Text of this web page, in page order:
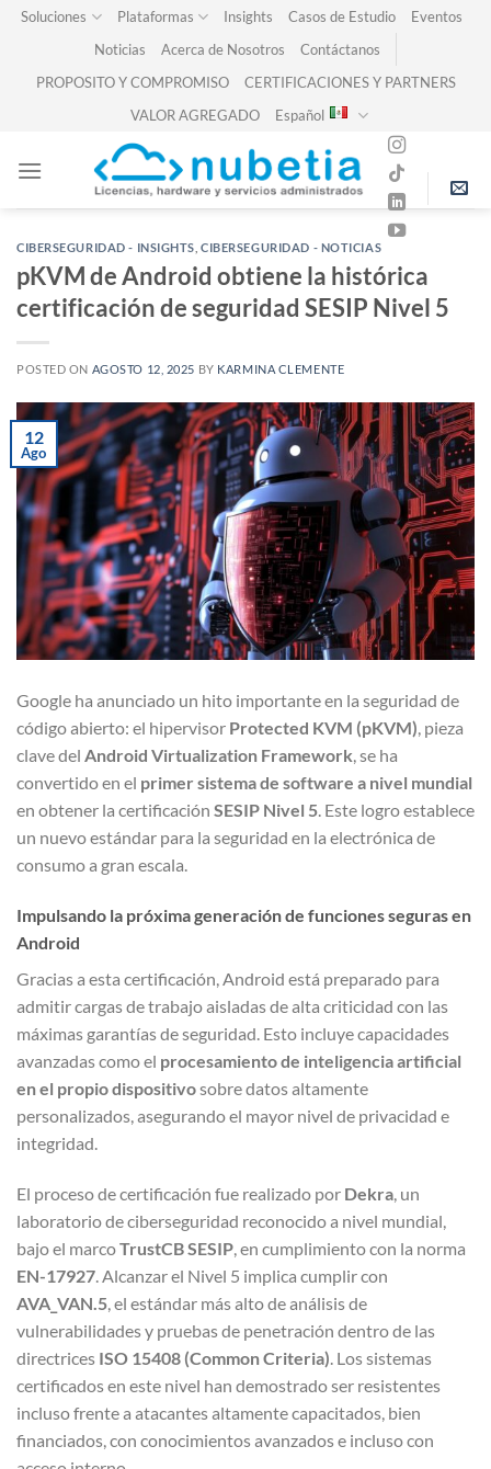
SkipSoluciones Plataformas Insights Casos de Estudio
Eventos
Noticias
Acerca de Nosotros
Contáctanos
PROPOSITO Y COMPROMISO
CERTIFICACIONES Y PARTNERS
VALOR AGREGADO
Español
CIBERSEGURIDAD - INSIGHTS ,CIBERSEGURIDAD - NOTICIAS
pKVM de Android obtiene la histórica
certificación de seguridad SESIP Nivel 5
POSTED ON AGOSTO 12, 2025 BY KARMINA CLEMENTE
12
Ago
Google ha anunciado un hito importante en la seguridad de
código abierto: el hipervisor Protected KVM (pKVM), pieza
clave del Android Virtualization Framework, se ha
convertido en el primer sistema de software a nivel mundial
en obtener la certificación SESIP Nivel 5. Este logro establece
un nuevo estándar para la seguridad en la electrónica de
consumo a gran escala.
Impulsando la próxima generación de funciones seguras en
Android
Gracias a esta certificación, Android está preparado para
admitir cargas de trabajo aisladas de alta criticidad con las
máximas garantías de seguridad. Esto incluye capacidades
avanzadas como el procesamiento de inteligencia artificial
en el propio dispositivosobre datos altamente
personalizados, asegurando el mayor nivel de privacidad e
integridad.
El proceso de certificación fue realizado por Dekra , un
laboratorio de ciberseguridad reconocido a nivel mundial,
bajo el marcoTrustCB SESIP , en cumplimiento con la norma
EN-17927 . Alcanzar el Nivel 5 implica cumplir con
AVA_VAN.5 , el estándar más alto de análisis de
vulnerabilidades y pruebas de penetración dentro de las
directrices ISO 15408 (Common Criteria) . Los sistemas
certificados en este nivel han demostrado ser resistentes
incluso frente a atacantes altamente capacitados, bien
financiados, con conocimientos avanzados e incluso con